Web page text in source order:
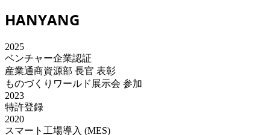
HANYANG
2025
ベンチャー企業認証
産業通商資源部 長官 表彰
ものづくりワールド展示会 参加
2023
特許登録
2020
スマート工場導入 (MES)